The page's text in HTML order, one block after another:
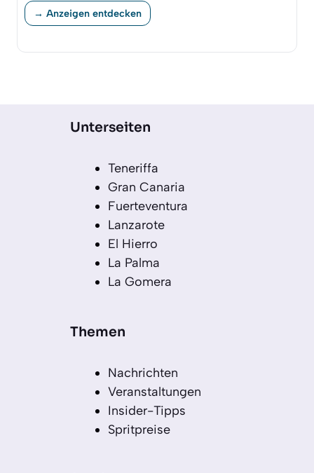
→ Anzeigen entdecken
Unterseiten
Teneriffa
Gran Canaria
Fuerteventura
Lanzarote
El Hierro
La Palma
La Gomera
Themen
Nachrichten
Veranstaltungen
Insider-Tipps
Spritpreise